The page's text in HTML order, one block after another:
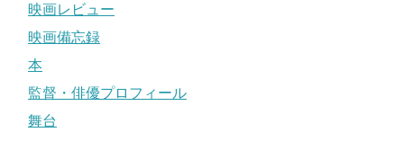
映画レビュー
映画備忘録
本
監督・俳優プロフィール
舞台